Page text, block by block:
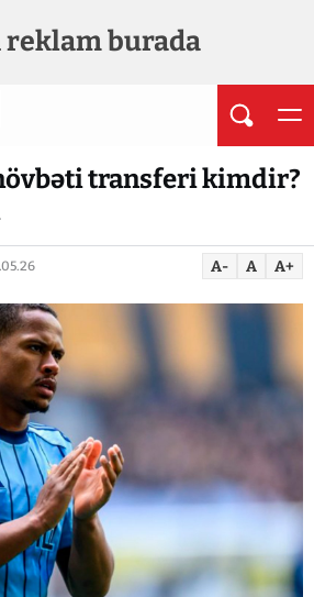
reklam burada
transferi kimdir?
A- A A+